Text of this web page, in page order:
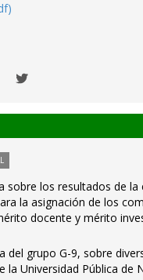
sobre los resultados de la
la asignación de los
docente y mérito
del grupo G-9, sobre
la Universidad Pública de